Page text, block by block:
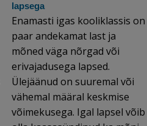
lapsega
Enamasti igas kooliklassis on
paar andekamat last ja
mõned väga nõrgad või
erivajadusega lapsed.
Ülejäänud on suuremal või
vähemal määral keskmise
võimekusega. Igal lapsel võib